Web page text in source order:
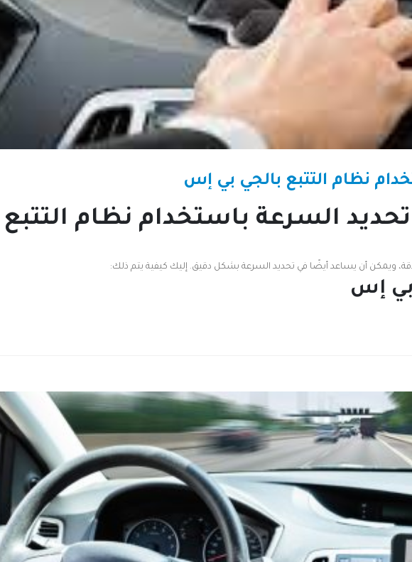
نظام التتبع بالجي بي إس
السرعة باستخدام نظام
ويمكن أن يساعد أيضًا في تحديد السرعة بشكل دقيق. إليك كيفية يتم ذلك:
بي إس